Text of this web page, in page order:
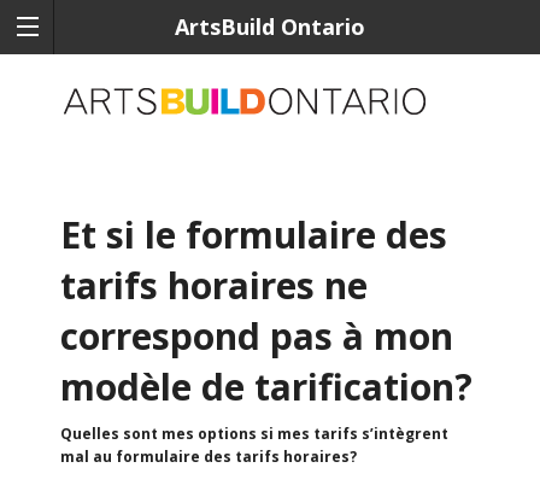
ArtsBuild Ontario
Et si le formulaire des
tarifs horaires ne
correspond pas à mon
modèle de tarification?
Quelles sont mes options si mes tarifs s’intègrent
mal au formulaire des tarifs horaires?